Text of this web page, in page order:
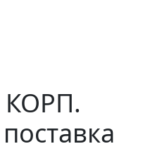
КОРП.